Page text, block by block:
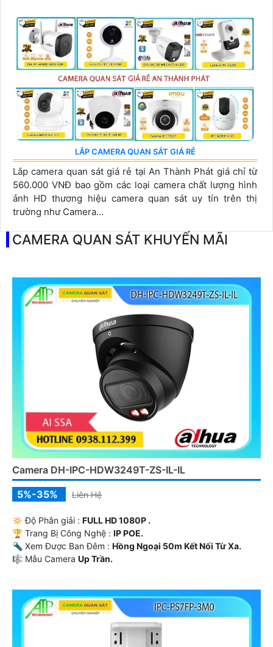
LẮP CAMERA QUAN SÁT GIÁ RẺ
Lắp camera quan sát giá rẻ tại An Thành Phát giá chỉ từ
560.000 VNĐ bao gồm các loại camera chất lượng hình
ảnh HD thương hiệu camera quan sát uy tín trên thị
trường như Camera...
CAMERA QUAN SÁT KHUYẾN MÃI
Camera DH-IPC-HDW3249T-ZS-IL-IL
5%-35%
Liên Hệ
🔅 Độ Phân giải : FULL HD 1080P .
🏆 Trang Bị Công Nghệ : IP POE.
🔦 Xem Được Ban Đêm : Hồng Ngoại 50m Kết Nối Từ Xa.
🎼️ Mẫu Camera Up Trần.